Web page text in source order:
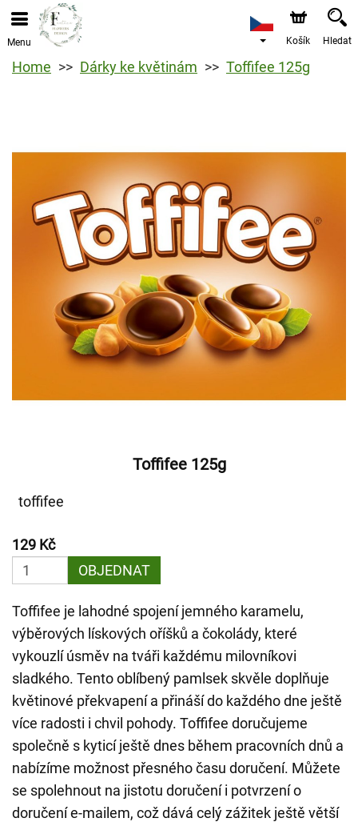
Menu Košík Hledat
Home Dárky ke květinám Toffifee 125g
Toffifee 125g
toffifee
129 Kč
OBJEDNAT
Toffifee je lahodné spojení jemného karamelu,
výběrových lískových oříšků a čokolády, které
vykouzlí úsměv na tváři každému milovníkovi
sladkého. Tento oblíbený pamlsek skvěle doplňuje
květinové překvapení a přináší do každého dne ještě
více radosti i chvil pohody. Toffifee doručujeme
společně s kyticí ještě dnes během pracovních dnů a
nabízíme možnost přesného času doručení. Můžete
se spolehnout na jistotu doručení i potvrzení o
doručení e-mailem, což dává celý zážitek ještě větší